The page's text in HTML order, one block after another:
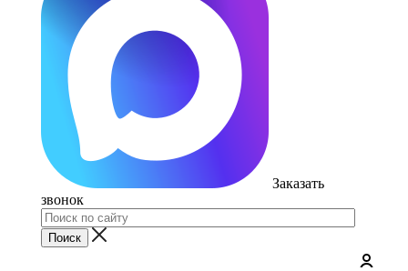
Заказать
звонок